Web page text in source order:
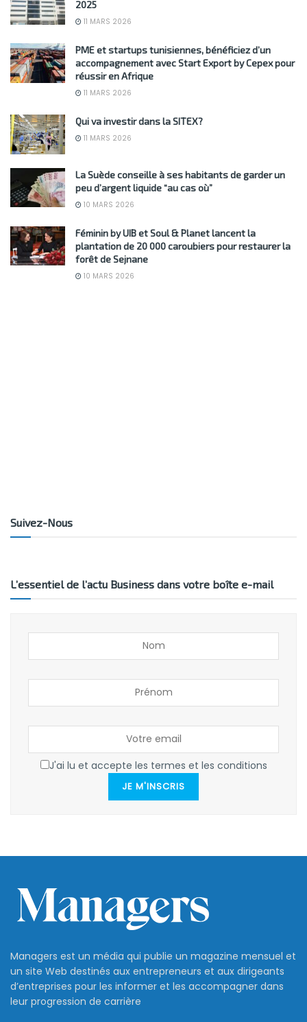
2025
11 MARS 2026
PME et startups tunisiennes, bénéficiez d’un
accompagnement avec Start Export by Cepex pour
réussir en Afrique
11 MARS 2026
Qui va investir dans la SITEX?
11 MARS 2026
La Suède conseille à ses habitants de garder un
peu d’argent liquide “au cas où”
10 MARS 2026
Féminin by UIB et Soul & Planet lancent la
plantation de 20 000 caroubiers pour restaurer la
forêt de Sejnane
10 MARS 2026
Suivez-Nous
L’essentiel de l’actu Business dans votre boîte e-mail
J'ai lu et accepte les termes et les conditions
JE M'INSCRIS
Managers est un média qui publie un magazine mensuel et
un site Web destinés aux entrepreneurs et aux dirigeants
d’entreprises pour les informer et les accompagner dans
leur progression de carrière